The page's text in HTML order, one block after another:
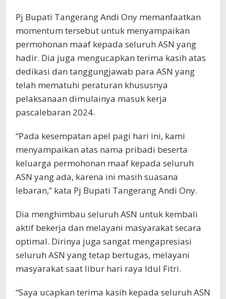
Pj Bupati Tangerang Andi Ony memanfaatkan
momentum tersebut untuk menyampaikan
permohonan maaf kepada seluruh ASN yang
hadir. Dia juga mengucapkan terima kasih atas
dedikasi dan tanggungjawab para ASN yang
telah mematuhi peraturan khususnya
pelaksanaan dimulainya masuk kerja
pascalebaran 2024.
“Pada kesempatan apel pagi hari ini, kami
menyampaikan atas nama pribadi beserta
keluarga permohonan maaf kepada seluruh
ASN yang ada, karena ini masih suasana
lebaran,” kata Pj Bupati Tangerang Andi Ony.
Dia menghimbau seluruh ASN untuk kembali
aktif bekerja dan melayani masyarakat secara
optimal. Dirinya juga sangat mengapresiasi
seluruh ASN yang tetap bertugas, melayani
masyarakat saat libur hari raya Idul Fitri.
“Saya ucapkan terima kasih kepada seluruh ASN